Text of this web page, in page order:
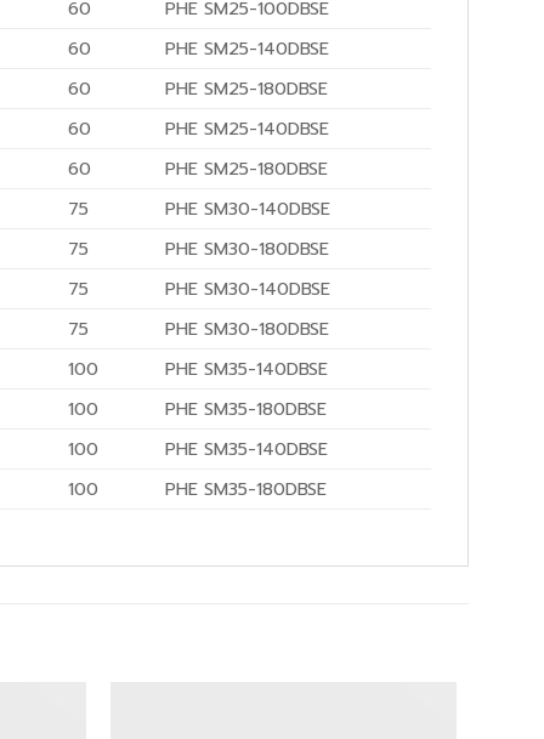
60
PHE SM25-100DBSE
60
PHE SM25-140DBSE
60
PHE SM25-180DBSE
60
PHE SM25-140DBSE
60
PHE SM25-180DBSE
75
PHE SM30-140DBSE
75
PHE SM30-180DBSE
75
PHE SM30-140DBSE
75
PHE SM30-180DBSE
100
PHE SM35-140DBSE
100
PHE SM35-180DBSE
100
PHE SM35-140DBSE
100 PHE SM35-180DBSE